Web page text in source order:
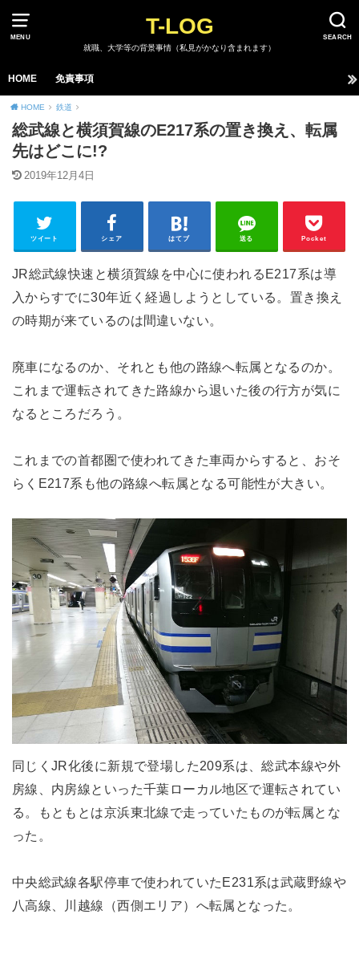
MENU SEARCH
T-LOG
就職、大学等の背景事情（私見がかなり含まれます）
HOME 免責事項
HOME 鉄道
総武線と横須賀線のE217系の置き換え、転属
先はどこに!?
2019年12月4日
ツイート シェア はてブ 送る Pocket
JR総武線快速と横須賀線を中心に使われるE217系は導
入からすでに30年近く経過しようとしている。置き換え
の時期が来ているのは間違いない。
廃車になるのか、それとも他の路線へ転属となるのか。
これまで運転されてきた路線から退いた後の行方が気に
なるところだろう。
これまでの首都圏で使われてきた車両からすると、おそ
らくE217系も他の路線へ転属となる可能性が大きい。
同じくJR化後に新規で登場した209系は、総武本線や外
房線、内房線といった千葉ローカル地区で運転されてい
る。もともとは京浜東北線で走っていたものが転属とな
った。
中央総武線各駅停車で使われていたE231系は武蔵野線や
八高線、川越線（西側エリア）へ転属となった。